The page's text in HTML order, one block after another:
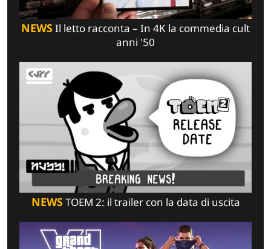
NEWSIl letto racconta – In 4K la commedia cult
anni '50
NEWSTOEM 2: il trailer con la data di uscita